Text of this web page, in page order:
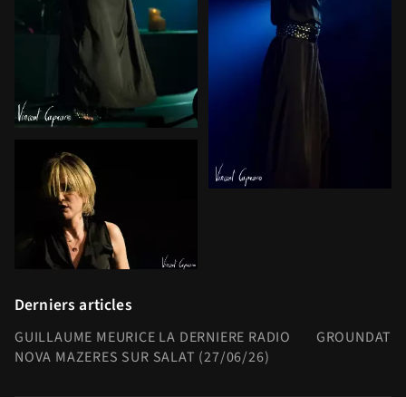
Derniers articles
GUILLAUME MEURICE LA DERNIERE RADIO
NOVA MAZERES SUR SALAT (27/06/26)